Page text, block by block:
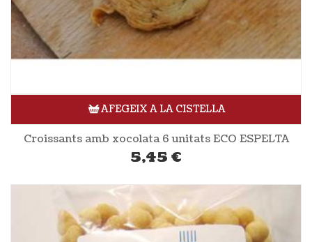
AFEGEIX A LA CISTELLA
Croissants amb xocolata 6 unitats ECO ESPELTA
5,45 €